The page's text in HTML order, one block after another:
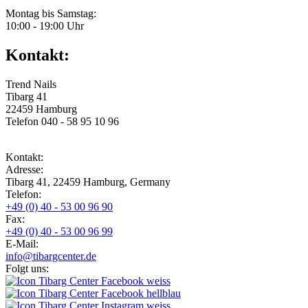
Montag bis Samstag:
10:00 - 19:00 Uhr
Kontakt:
Trend Nails
Tibarg 41
22459 Hamburg
Telefon 040 - 58 95 10 96
Kontakt:
Adresse:
Tibarg 41, 22459 Hamburg, Germany
Telefon:
+49 (0) 40 - 53 00 96 90
Fax:
+49 (0) 40 - 53 00 96 99
E-Mail:
info@tibargcenter.de
Folgt uns: